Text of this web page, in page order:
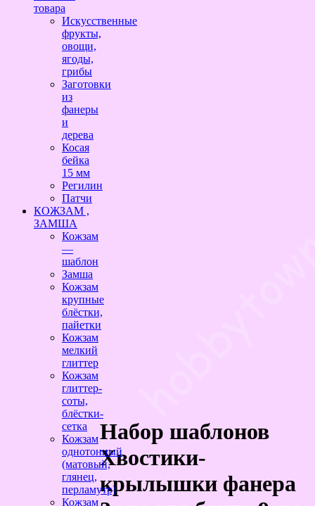
Набор шаблонов
Хвостики-
крылышки фанера
товара
Искусственные
фрукты,
овощи,
ягоды,
грибы
Заготовки
из
фанеры
и
дерева
Косая
бейка
15 мм
Регилин
Патчи
КОЖЗАМ ,
ЗАМША
Кожзам
—
шаблон
Замша
Кожзам
крупные
блёстки,
пайетки
Кожзам
мелкий
глиттер
Кожзам
глиттер-
соты,
блёстки-
сетка
Кожзам
однотонный
(матовый,
глянец,
перламутр)
Кожзам